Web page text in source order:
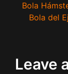
Bola
Bola del
Leave